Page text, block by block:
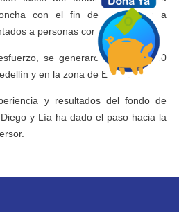
con el fin de dar apoyo a
a personas con discapacidad.
se generaron más de 300
y en la zona de El Salado.
y resultados del fondo de
y Lía ha dado el paso hacia la